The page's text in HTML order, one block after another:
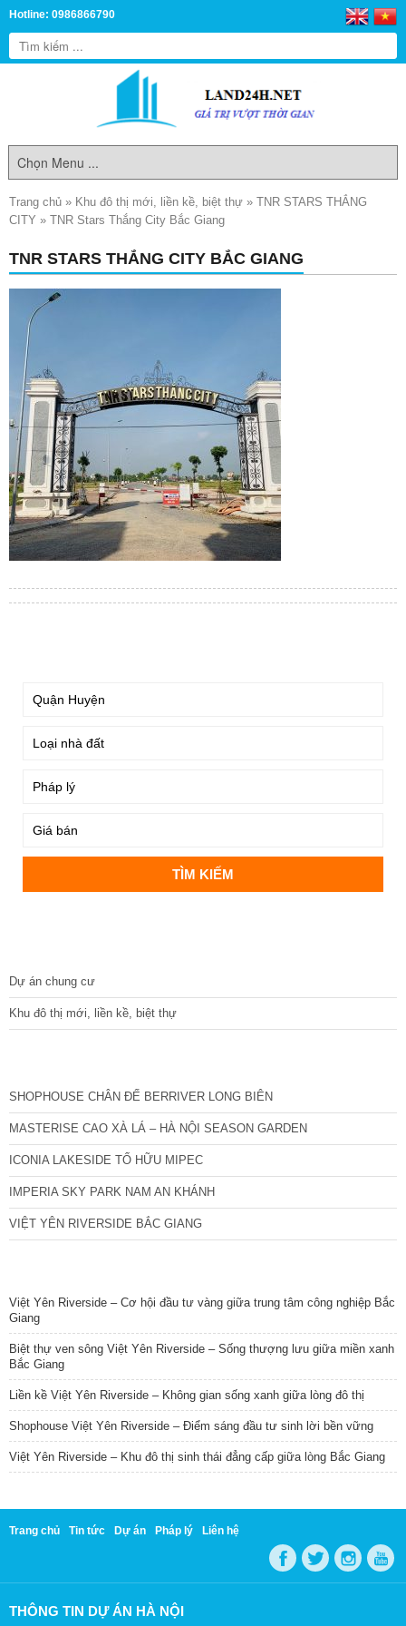
Hotline: 0986866790
Trang chủ » Khu đô thị mới, liền kề, biệt thự » TNR STARS THẮNG
CITY » TNR Stars Thắng City Bắc Giang
TNR STARS THẮNG CITY BẮC GIANG
Dự án chung cư
Khu đô thị mới, liền kề, biệt thự
SHOPHOUSE CHÂN ĐẾ BERRIVER LONG BIÊN
MASTERISE CAO XÀ LÁ – HÀ NỘI SEASON GARDEN
ICONIA LAKESIDE TỐ HỮU MIPEC
IMPERIA SKY PARK NAM AN KHÁNH
VIỆT YÊN RIVERSIDE BẮC GIANG
Việt Yên Riverside – Cơ hội đầu tư vàng giữa trung tâm công nghiệp Bắc
Giang
Biệt thự ven sông Việt Yên Riverside – Sống thượng lưu giữa miền xanh
Bắc Giang
Liền kề Việt Yên Riverside – Không gian sống xanh giữa lòng đô thị
Shophouse Việt Yên Riverside – Điểm sáng đầu tư sinh lời bền vững
Việt Yên Riverside – Khu đô thị sinh thái đẳng cấp giữa lòng Bắc Giang
Trang chủ Tin tức Dự án Pháp lý Liên hệ
THÔNG TIN DỰ ÁN HÀ NỘI